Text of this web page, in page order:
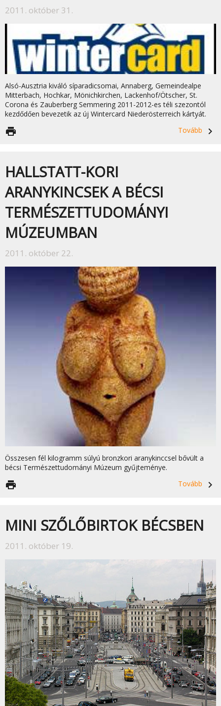
2011. október 31.
Alsó-Ausztria kiváló síparadicsomai, Annaberg, Gemeindealpe
Mitterbach, Hochkar, Mönichkirchen, Lackenhof/Ötscher, St.
Corona és Zauberberg Semmering 2011-2012-es téli szezontól
kezdődően bevezetik az új Wintercard Niederösterreich kártyát.
Tovább
navigate_next
print
HALLSTATT-KORI
ARANYKINCSEK A BÉCSI
TERMÉSZETTUDOMÁNYI
MÚZEUMBAN
2011. október 22.
Összesen fél kilogramm súlyú bronzkori aranykinccsel bővült a
bécsi Természettudományi Múzeum gyűjteménye.
Tovább
navigate_next
print
MINI SZŐLŐBIRTOK BÉCSBEN
2011. október 19.